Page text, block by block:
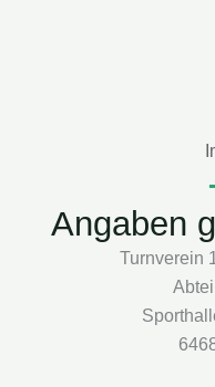
Angaben
Turnverein